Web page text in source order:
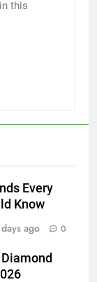
this
Every
Know
ago 0
Daily Wear